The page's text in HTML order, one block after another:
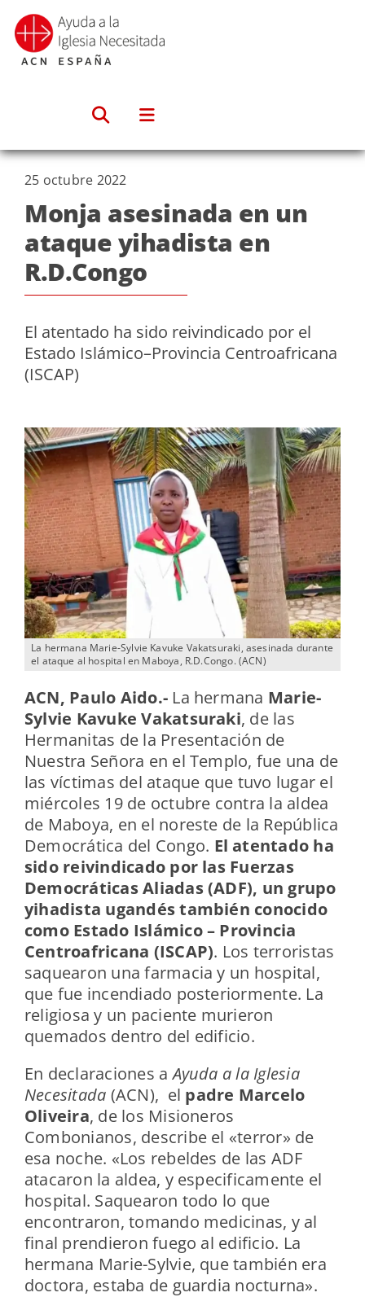
Saltar
contenido
La hermana Marie-Sylvie Kavuke Vakatsuraki, asesinada durante
el ataque al hospital en Maboya, R.D.Congo. (ACN)
25 octubre 2022
Monja asesinada en un
ataque yihadista en
R.D.Congo
El atentado ha sido reivindicado por el
Estado Islámico–Provincia Centroafricana
(ISCAP)
ACN, Paulo Aido.- La hermana Marie-
Sylvie Kavuke Vakatsuraki, de las
Hermanitas de la Presentación de
Nuestra Señora en el Templo, fue una de
las víctimas del ataque que tuvo lugar el
miércoles 19 de octubre contra la aldea
de Maboya, en el noreste de la República
Democrática del Congo. El atentado ha
sido reivindicado por las Fuerzas
Democráticas Aliadas (ADF), un grupo
yihadista ugandés también conocido
como Estado Islámico – Provincia
Centroafricana (ISCAP). Los terroristas
saquearon una farmacia y un hospital,
que fue incendiado posteriormente. La
religiosa y un paciente murieron
quemados dentro del edificio.
En declaraciones aAyuda a la Iglesia
Necesitada (ACN), el padre Marcelo
Oliveira, de los Misioneros
Combonianos, describe el «terror» de
esa noche. «Los rebeldes de las ADF
atacaron la aldea, y especificamente el
hospital. Saquearon todo lo que
encontraron, tomando medicinas, y al
final prendieron fuego al edificio. La
hermana Marie-Sylvie, que también era
doctora, estaba de guardia nocturna».